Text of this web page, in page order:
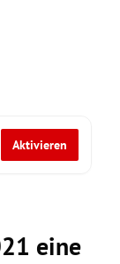
Aktivieren
eine